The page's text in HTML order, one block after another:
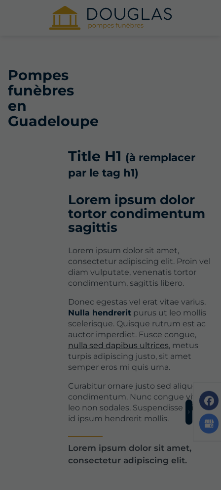
Pompes
funèbres
en
Guadeloupe
Title H1 (à remplacer
par le tag h1)
Lorem ipsum dolor
tortor condimentum
sagittis
Lorem ipsum dolor sit amet,
consectetur adipiscing elit. Proin vel
diam vulputate, venenatis tortor
condimentum, sagittis libero.
Donec egestas vel erat vitae varius.
Nulla hendreritpurus ut leo mollis
scelerisque. Quisque rutrum est ac
auctor imperdiet. Fusce congue,
nulla sed dapibus ultrices, metus
turpis adipiscing justo, sit amet
semper eros mi quis urna.
Curabitur ornare justo sed aliquet
condimentum. Nunc congue vitae
leo non sodales. Suspendisse aliquet
id ipsum hendrerit mollis.
Lorem ipsum dolor sit amet,
consectetur adipiscing elit.